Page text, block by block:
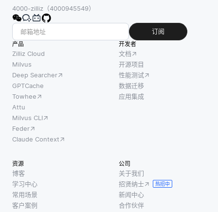
4000-zilliz（4000945549）
订阅
产品
Zilliz Cloud
Milvus
Deep Searcher
GPTCache
Towhee
Attu
Milvus CLI
Feder
Claude Context
开发者
文档
开源项目
性能测试
数据迁移
应用集成
资源
博客
学习中心
常用场景
客户案例
公司
关于我们
招贤纳士
热招中
新闻中心
合作伙伴